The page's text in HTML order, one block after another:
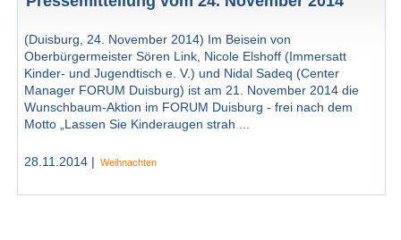
(Duisburg, 24. November 2014) Im Beisein von
Oberbürgermeister Sören Link, Nicole Elshoff (Immersatt
Kinder- und Jugendtisch e. V.) und Nidal Sadeq (Center
Manager FORUM Duisburg) ist am 21. November 2014 die
Wunschbaum-Aktion im FORUM Duisburg - frei nach dem
Motto „Lassen Sie Kinderaugen strah ...
28.11.2014 | Weihnachten